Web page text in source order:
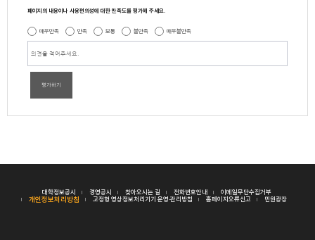
페이지의 내용이나 사용편의성에 대한 만족도를 평가해 주세요.
매우만족 만족 보통 불만족 매우불만족
평가하기
대학정보공시 경영공시 찾아오시는 길 전화번호안내 이메일무단수집거부
개인정보처리방침 고정형 영상정보처리기기 운영·관리방침 홈페이지오류신고 민원광장